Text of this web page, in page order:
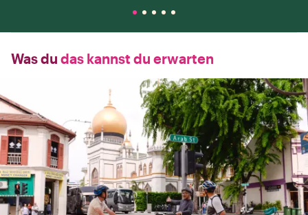
Was du das kannst du erwarten